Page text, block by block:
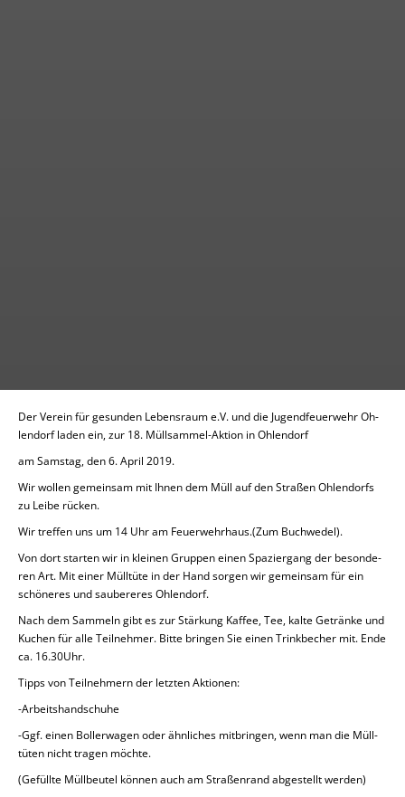
Der Verein für ge­sun­den Le­bens­raum e.V. und die Ju­gend­feu­er­wehr Oh­
len­dorf laden ein, zur 18. Müll­sam­mel-Ak­ti­on in Oh­len­dorf
am Samstag, den 6. April 2019.
Wir wollen ge­mein­sam mit Ihnen dem Müll auf den Straßen Oh­len­dorfs
zu Leibe rücken.
Wir treffen uns um 14 Uhr am Feu­er­wehr­haus.(Zum Buch­we­del).
Von dort starten wir in kleinen Gruppen einen Spa­zier­gang der be­son­de­
ren Art. Mit einer Müll­tü­te in der Hand sorgen wir ge­mein­sam für ein
schö­ne­res und sau­be­re­res Oh­len­dorf.
Nach dem Sammeln gibt es zur Stär­kung Kaffee, Tee, kalte Ge­trän­ke und
Kuchen für alle Teil­neh­mer. Bitte bringen Sie einen Trink­be­cher mit. Ende
ca. 16.30Uhr.
Tipps von Teil­neh­mern der letzten Ak­tio­nen:
-Ar­beits­hand­schu­he
-Ggf. einen Bol­ler­wa­gen oder ähn­li­ches mit­brin­gen, wenn man die Müll­
tü­ten nicht tragen möchte.
(Ge­füll­te Müll­beu­tel können auch am Stra­ßen­rand ab­ge­stellt werden)